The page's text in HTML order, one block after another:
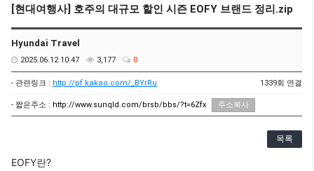
[현대여행사] 호주의 대규모 할인 시즌 EOFY 브랜드 정리.zip
Hyundai Travel
2025.06.12 10:47 3,177 0
- 관련링크 : http://pf.kakao.com/_BYrRu 1339회 연결
- 짧은주소 : http://www.sunqld.com/brsb/bbs/?t=6Zfx 주소복사
목록
EOFY란?